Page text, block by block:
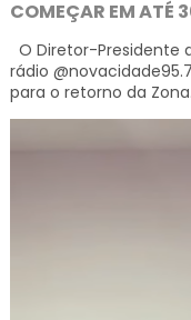
COMEÇAR EM ATÉ
O Diretor-Presidente
rádio
para o retorno da